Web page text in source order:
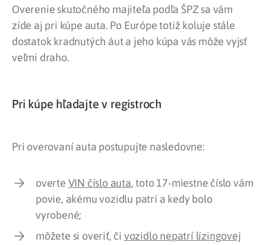
Overenie skutočného majiteľa podľa ŠPZ sa vám
zíde aj pri kúpe auta. Po Európe totiž koluje stále
dostatok kradnutých áut a jeho kúpa vás môže vyjsť
veľmi draho.
Pri kúpe hľadajte v registroch
Pri overovaní auta postupujte nasledovne:
overte VIN číslo auta, toto 17-miestne číslo vám
povie, akému vozidlu patrí a kedy bolo
vyrobené;
môžete si overiť, či vozidlo nepatrí lízingovej